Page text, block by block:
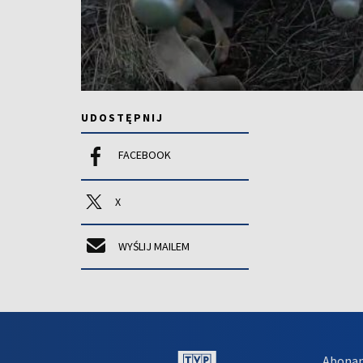
UDOSTĘPNIJ
FACEBOOK
X
WYŚLIJ MAILEM